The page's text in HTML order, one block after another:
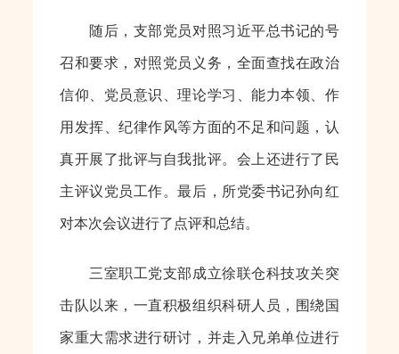
随后，支部党员对照习近平总书记的号
召和要求，对照党员义务，全面查找在政治
信仰、党员意识、理论学习、能力本领、作
用发挥、纪律作风等方面的不足和问题，认
真开展了批评与自我批评。会上还进行了民
主评议党员工作。最后，所党委书记孙向红
对本次会议进行了点评和总结。
三室职工党支部成立徐联仓科技攻关突
击队以来，一直积极组织科研人员，围绕国
家重大需求进行研讨，并走入兄弟单位进行